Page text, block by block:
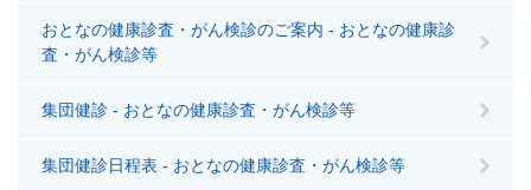
おとなの健康診査・がん検診のご案内 - おとなの健康診
査・がん検診等
集団健診 - おとなの健康診査・がん検診等
集団健診日程表 - おとなの健康診査・がん検診等